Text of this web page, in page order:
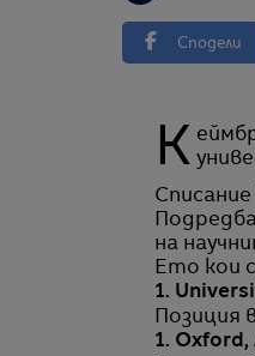
Сподели
Кеймбридж и Оксфорд си делят първата позиция в класацията на най-добите
на
Ето кои
1.
Позиция
1. Oxford,